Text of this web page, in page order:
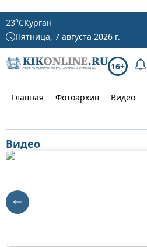
23°CКурган
Пятница, 7 августа 2026 г.
16+
Главная Фотоархив Видео
Видео